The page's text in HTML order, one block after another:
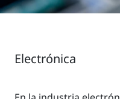
Electrónica